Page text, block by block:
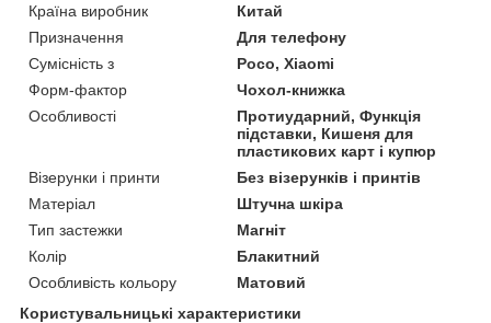
Країна виробник
Китай
Призначення
Для телефону
Сумісність з
Poco, Xiaomi
Форм-фактор
Чохол-книжка
Особливості
Протиударний, Функція
підставки, Кишеня для
пластикових карт і купюр
Візерунки і принти
Без візерунків і принтів
Матеріал
Штучна шкіра
Тип застежки
Магніт
Колір
Блакитний
Особливість кольору
Матовий
Користувальницькі характеристики